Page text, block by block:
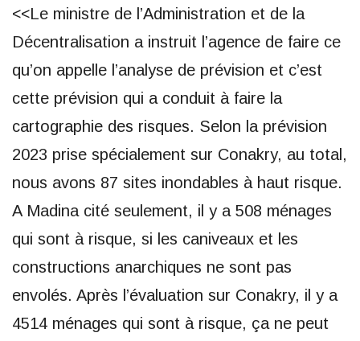
<<Le ministre de l’Administration et de la
Décentralisation a instruit l’agence de faire ce
qu’on appelle l’analyse de prévision et c’est
cette prévision qui a conduit à faire la
cartographie des risques. Selon la prévision
2023 prise spécialement sur Conakry, au total,
nous avons 87 sites inondables à haut risque.
A Madina cité seulement, il y a 508 ménages
qui sont à risque, si les caniveaux et les
constructions anarchiques ne sont pas
envolés. Après l’évaluation sur Conakry, il y a
4514 ménages qui sont à risque, ça ne peut